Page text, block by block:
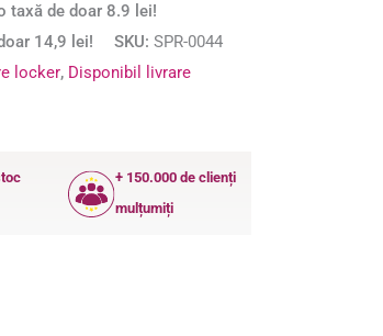
taxă de doar 8.9 lei!
14,9 lei!
SKU:SPR-0044
locker, Disponibil livrare
+ 150.000 de clienți
mulțumiți